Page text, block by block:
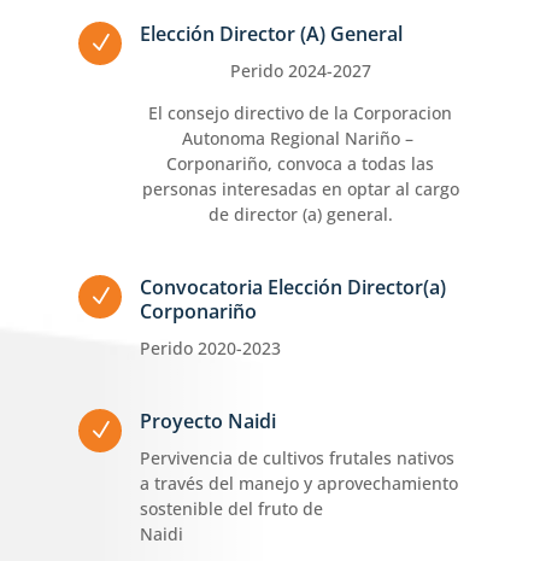
N Elección Director (A) General
Perido 2024-2027
El consejo directivo de la Corporacion
Autonoma Regional Nariño –
Corponariño, convoca a todas las
personas interesadas en optar al cargo
de director (a) general.
N
Convocatoria Elección Director(a)
Corponariño
Perido 2020-2023
N Proyecto Naidi
Pervivencia de cultivos frutales nativos
a través del manejo y aprovechamiento
sostenible del fruto de
Naidi